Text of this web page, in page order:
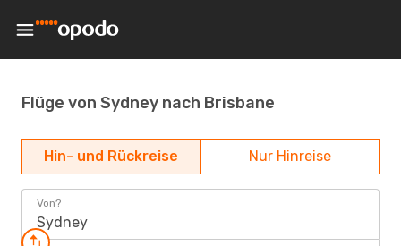
Flüge von Sydney nach Brisbane
Hin- und Rückreise Nur Hinreise
Von?
Sydney